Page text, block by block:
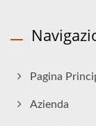
Pagina
Azienda